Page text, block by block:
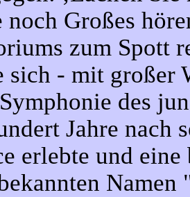
noch Großes
zum Spott
sich - mit großer
des
Jahre nach
erlebte und